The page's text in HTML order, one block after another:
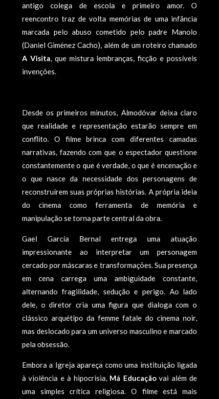
antigo colega de escola e primeiro amor. O
reencontro traz de volta memórias de uma infância
marcada pelo abuso cometido pelo padre Manolo
(Daniel Giménez Cacho), além de um roteiro chamado
A Visita , que mistura lembranças, ficção e possíveis
invenções.
Desde os primeiros minutos, Almodóvar deixa claro
que realidade e representação estarão sempre em
conflito. O filme brinca com diferentes camadas
narrativas, fazendo com que o espectador questione
constantemente o que é verdade, o que é encenação e
o que nasce da necessidade dos personagens de
reconstruírem suas próprias histórias. A própria ideia
do cinema como ferramenta de memória e
manipulação se torna parte central da obra.
Gael García Bernal entrega uma atuação
impressionante ao interpretar um personagem
cercado por máscaras e transformações. Sua presença
em cena carrega uma ambiguidade constante,
alternando fragilidade, sedução e perigo. Ao lado
dele, o diretor cria uma figura que dialoga com o
clássico arquétipo da femme fatale do cinema noir,
mas deslocado para um universo masculino e marcado
pela obsessão.
Embora a Igreja apareça como uma instituição ligada
à violência e à hipocrisia, Má Educaçãovai além de
uma simples crítica religiosa. O filme está mais